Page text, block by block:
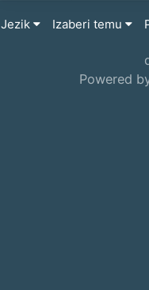
Jezik Izaberi temu
Powered